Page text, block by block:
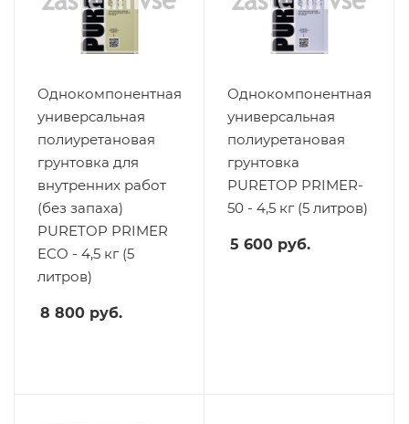
Однокомпонентная
универсальная
полиуретановая
грунтовка для
внутренних работ
(без запаха)
PURETOP PRIMER
ECO - 4,5 кг (5
литров)
8 800 руб.
Однокомпонентная
универсальная
полиуретановая
грунтовка
PURETOP PRIMER-
50 - 4,5 кг (5 литров)
5 600 руб.